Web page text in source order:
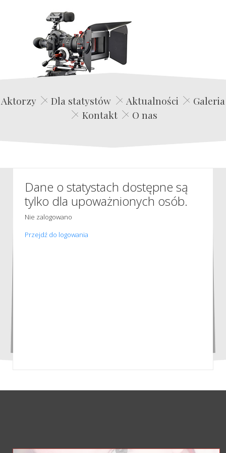
Edwin Film Agencja Aktorska
Aktorzy Dla statystów Aktualności
Galeria
Kontakt
O nas
Dane o statystach dostępne są
tylko dla upoważnionych osób.
Nie zalogowano
Przejdź do logowania